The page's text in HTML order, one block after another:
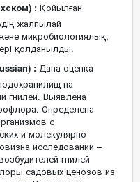
: Қойылған
жалпылай
микробиологиялық,
қолданылды.
: Дана оценка
на
гнилей. Выявлена
Определена
с
и молекулярно-
исследований –
гнилей
садовых ценозов из